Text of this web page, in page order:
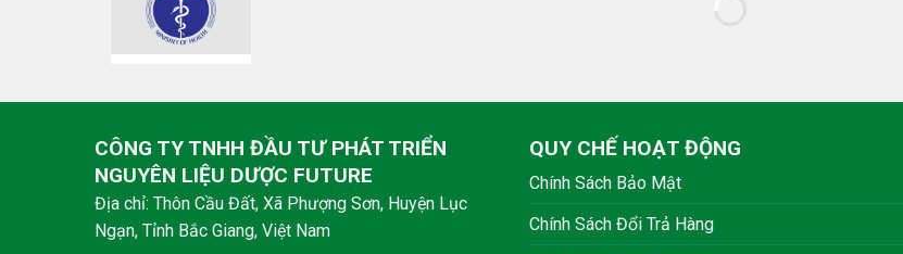
CÔNG TY TNHH ĐẦU TƯ PHÁT TRIỂN
NGUYÊN LIỆU DƯỢC FUTURE
Địa chỉ: Thôn Cầu Đất, Xã Phượng Sơn, Huyện Lục
Ngạn, Tỉnh Bắc Giang, Việt Nam
QUY CHẾ HOẠT ĐỘNG
Chính Sách Bảo Mật
Chính Sách Đổi Trả Hàng